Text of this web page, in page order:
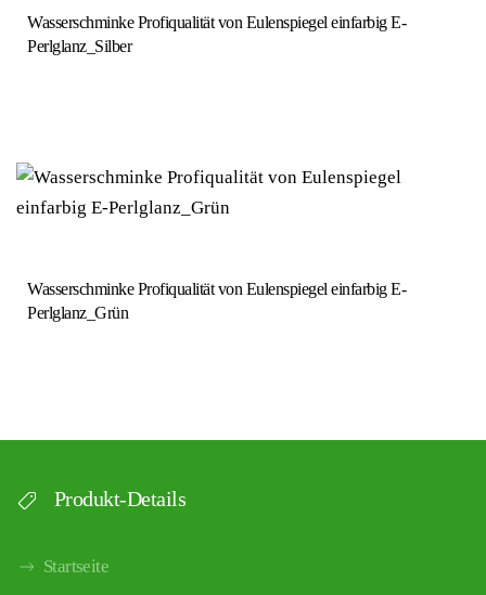
Wasserschminke Profiqualität von Eulenspiegel einfarbig E-
Perlglanz_Silber
Wasserschminke Profiqualität von Eulenspiegel einfarbig E-
Perlglanz_Grün
Produkt-Details
Startseite